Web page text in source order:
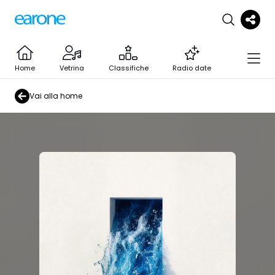
Home Vetrina Classifiche Radio date
Vai alla home